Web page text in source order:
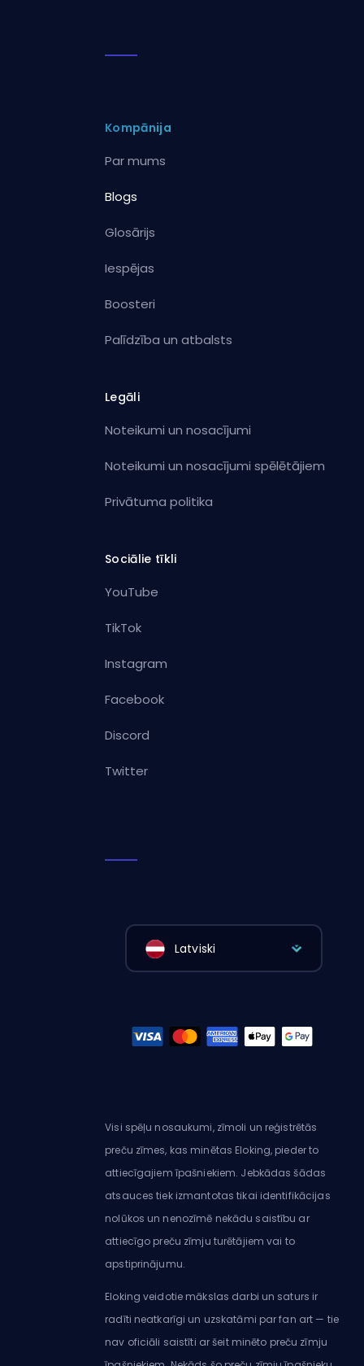
Kompānija
Par mums
Blogs
Glosārijs
Iespējas
Boosteri
Palīdzība un atbalsts
Legāli
Noteikumi un nosacījumi
Noteikumi un nosacījumi spēlētājiem
Privātuma politika
Sociālie tīkli
YouTube
TikTok
Instagram
Facebook
Discord
Twitter
Latviski
Visi spēļu nosaukumi, zīmoli un reģistrētās
preču zīmes, kas minētas Eloking, pieder to
attiecīgajiem īpašniekiem. Jebkādas šādas
atsauces tiek izmantotas tikai identifikācijas
nolūkos un nenozīmē nekādu saistību ar
attiecīgo preču zīmju turētājiem vai to
apstiprinājumu.
Eloking veidotie mākslas darbi un saturs ir
radīti neatkarīgi un uzskatāmi par fan art — tie
nav oficiāli saistīti ar šeit minēto preču zīmju